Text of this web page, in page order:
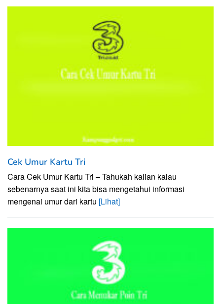
Cek Umur Kartu Tri
Cara Cek Umur Kartu Tri – Tahukah kalian kalau
sebenarnya saat ini kita bisa mengetahui informasi
mengenai umur dari kartu [Lihat]